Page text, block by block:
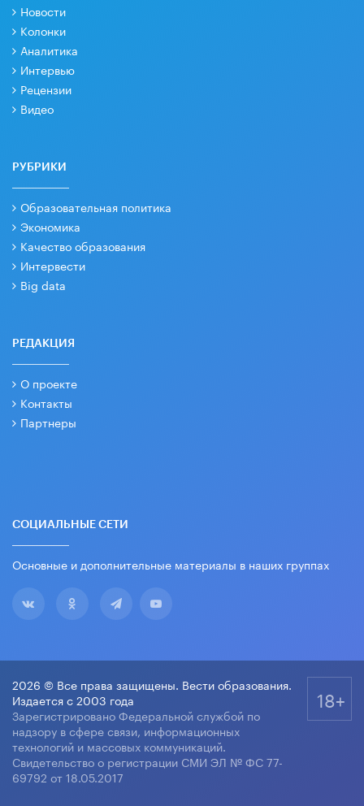
Новости
Колонки
Аналитика
Интервью
Рецензии
Видео
РУБРИКИ
Образовательная политика
Экономика
Качество образования
Интервести
Big data
РЕДАКЦИЯ
О проекте
Контакты
Партнеры
СОЦИАЛЬНЫЕ СЕТИ
Основные и дополнительные материалы в наших группах
2026 © Все права защищены. Вести образования.
Издается с 2003 года
Зарегистрировано Федеральной службой по
надзору в сфере связи, информационных
технологий и массовых коммуникаций.
Свидетельство о регистрации СМИ ЭЛ № ФС 77-
69792 от 18.05.2017
18+